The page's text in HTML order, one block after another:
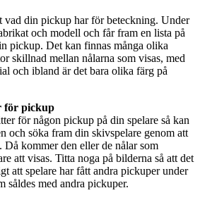
vad din pickup har för beteckning. Under
och modell och får fram en lista på
pickup. Det kan finnas många olika
skillnad mellan nålarna som visas, med
och ibland är det bara olika färg på
för pickup
för någon pickup på din spelare så kan
och söka fram din skivspelare genom att
kommer den eller de nålar som
att visas. Titta noga på bilderna så att det
att spelare har fått andra pickuper under
såldes med andra pickuper.